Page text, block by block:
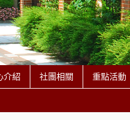
介紹 社團相關 重點活動